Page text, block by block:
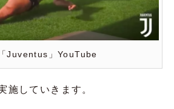
Juventus」YouTube
施していきます。